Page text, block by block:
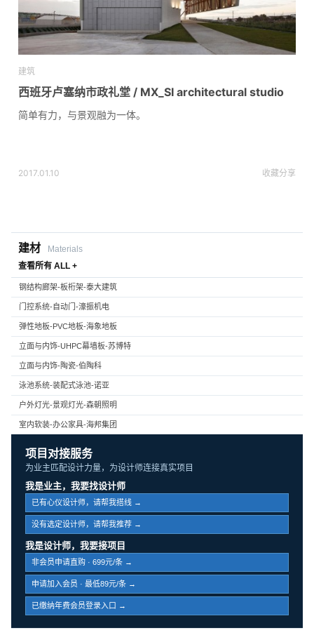
建筑
西班牙卢塞纳市政礼堂 / MX_SI architectural studio
简单有力，与景观融为一体。
2017.01.10 收藏分享
建材
Materials
查看所有 ALL +
钢结构廊架-板桁架-泰大建筑
门控系统-自动门-濠振机电
弹性地板-PVC地板-海象地板
立面与内饰-UHPC幕墙板-苏博特
立面与内饰-陶瓷-伯陶科
泳池系统-装配式泳池-诺亚
户外灯光-景观灯光-森朝照明
室内软装-办公家具-海邦集团
项目对接服务
为业主匹配设计力量，为设计师连接真实项目
我是业主，我要找设计师
已有心仪设计师，请帮我搭线 →
没有选定设计师，请帮我推荐 →
我是设计师，我要接项目
非会员申请直购 · 699元/条 →
申请加入会员 · 最低89元/条 →
已缴纳年费会员登录入口 →